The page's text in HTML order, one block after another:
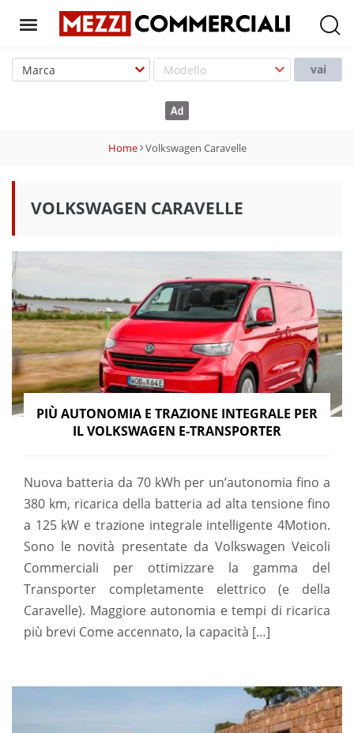
T
g
v
i
o
n
vai
Home Volkswagen Caravelle
VOLKSWAGEN CARAVELLE
PIÙ AUTONOMIA E TRAZIONE INTEGRALE PER
IL VOLKSWAGEN E-TRANSPORTER
Nuova batteria da 70 kWh per un’autonomia fino a
380 km, ricarica della batteria ad alta tensione fino
a 125 kW e trazione integrale intelligente 4Motion.
Sono le novità presentate da Volkswagen Veicoli
Commerciali per ottimizzare la gamma del
Transporter completamente elettrico (e della
Caravelle). Maggiore autonomia e tempi di ricarica
più brevi Come accennato, la capacità […]